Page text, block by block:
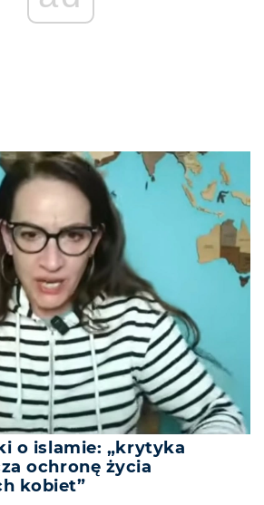
o islamie: „krytyka
ochronę życia
kobiet”